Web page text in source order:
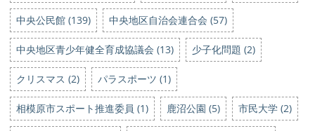
中央公民館 (139) 中央地区自治会連合会 (57)
中央地区青少年健全育成協議会 (13) 少子化問題 (2)
クリスマス (2) パラスポーツ (1)
相模原市スポート推進委員 (1) 鹿沼公園 (5) 市民大学 (2)